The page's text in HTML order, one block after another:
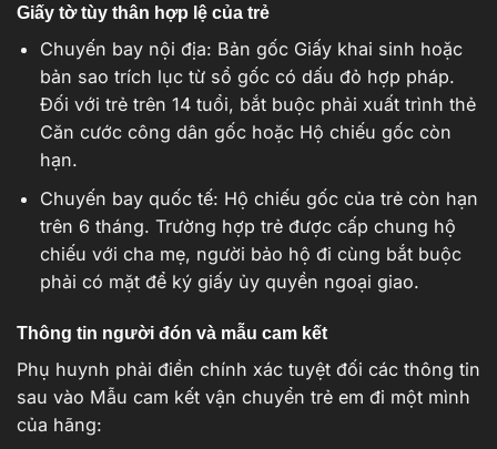
Giấy tờ tùy thân hợp lệ của trẻ
Chuyến bay nội địa: Bản gốc Giấy khai sinh hoặc
bản sao trích lục từ sổ gốc có dấu đỏ hợp pháp.
Đối với trẻ trên 14 tuổi, bắt buộc phải xuất trình thẻ
Căn cước công dân gốc hoặc Hộ chiếu gốc còn
hạn.
Chuyến bay quốc tế: Hộ chiếu gốc của trẻ còn hạn
trên 6 tháng. Trường hợp trẻ được cấp chung hộ
chiếu với cha mẹ, người bảo hộ đi cùng bắt buộc
phải có mặt để ký giấy ủy quyền ngoại giao.
Thông tin người đón và mẫu cam kết
Phụ huynh phải điền chính xác tuyệt đối các thông tin
sau vào Mẫu cam kết vận chuyển trẻ em đi một mình
của hãng: